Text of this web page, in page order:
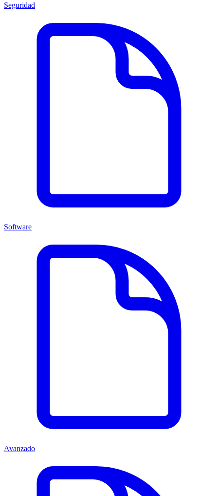
Seguridad
Software
Avanzado